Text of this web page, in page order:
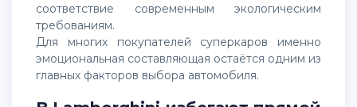
соответствие современным экологическим
требованиям.
Для многих покупателей суперкаров именно
эмоциональная составляющая остаётся одним из
главных факторов выбора автомобиля.